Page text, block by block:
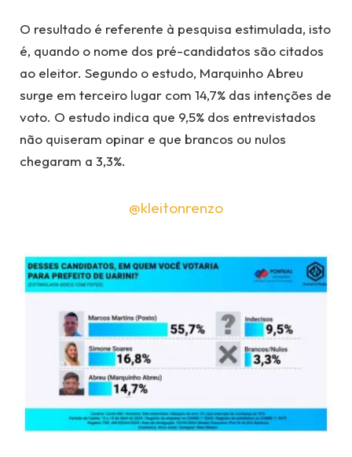
O resultado é referente à pesquisa estimulada, isto
é, quando o nome dos pré-candidatos são citados
ao eleitor. Segundo o estudo, Marquinho Abreu
surge em terceiro lugar com 14,7% das intenções de
voto. O estudo indica que 9,5% dos entrevistados
não quiseram opinar e que brancos ou nulos
chegaram a 3,3%.
@kleitonrenzo